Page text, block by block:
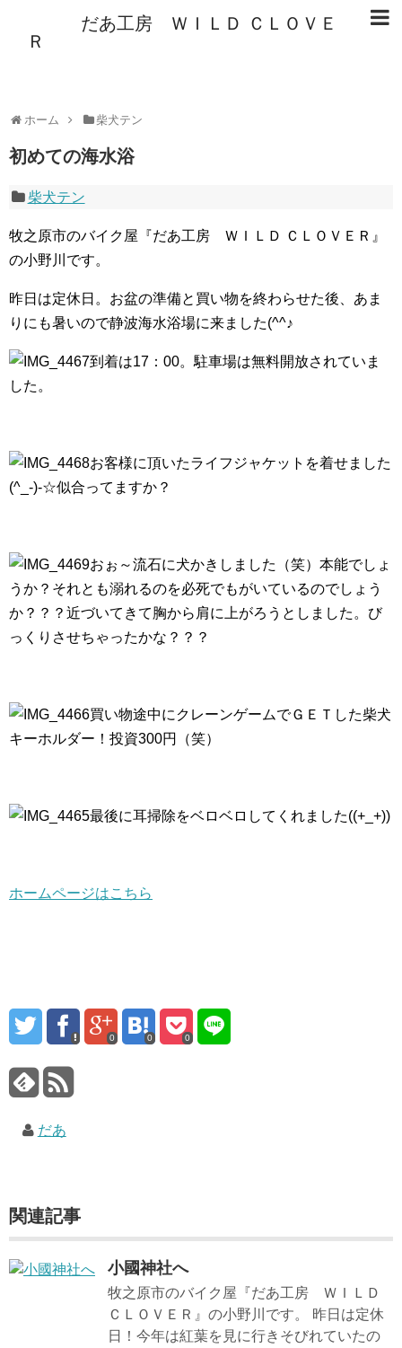
だあ工房 ＷＩＬＤ ＣＬＯＶＥ
Ｒ
ホーム 柴犬テン
初めての海水浴
柴犬テン
牧之原市のバイク屋『だあ工房 ＷＩＬＤ ＣＬＯＶＥＲ』
の小野川です。
昨日は定休日。お盆の準備と買い物を終わらせた後、あま
りにも暑いので静波海水浴場に来ました(^^♪
到着は17：00。駐車場は無料開放されていま
した。
お客様に頂いたライフジャケットを着せました
(^_-)-☆似合ってますか？
おぉ～流石に犬かきしました（笑）本能でしょ
うか？それとも溺れるのを必死でもがいているのでしょう
か？？？近づいてきて胸から肩に上がろうとしました。び
っくりさせちゃったかな？？？
買い物途中にクレーンゲームでＧＥＴした柴犬
キーホルダー！投資300円（笑）
最後に耳掃除をベロベロしてくれました((+_+))
ホームページはこちら
0 0 0
だあ
関連記事
小國神社へ
牧之原市のバイク屋『だあ工房 ＷＩＬＤ
ＣＬＯＶＥＲ』の小野川です。 昨日は定休
日！今年は紅葉を見に行きそびれていたの